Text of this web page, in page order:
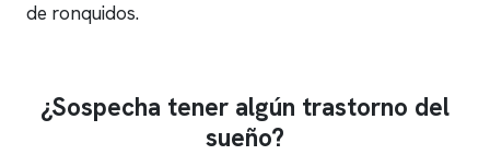
de ronquidos.
¿Sospecha tener algún trastorno del
sueño?